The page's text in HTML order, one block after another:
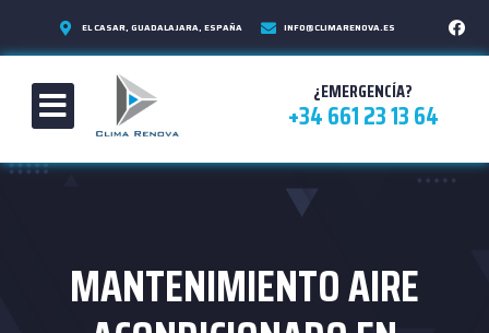
EL CASAR, GUADALAJARA, ESPAÑA INFO@CLIMARENOVA.ES
¿EMERGENCÍA?
+34 661 23 13 64
MANTENIMIENTO AIRE